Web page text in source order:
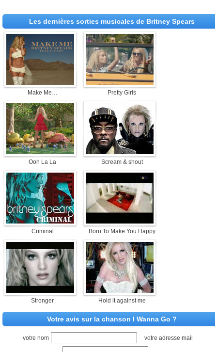
Les dernières sorties musicales de Britney Spears
Make Me… Pretty Girls
Ooh La La Scream & shout
Criminal Born To Make You Happy
Stronger Hold it against me
Votre avis sur la chanson I Wanna Go ?
votre nom votre adresse mail